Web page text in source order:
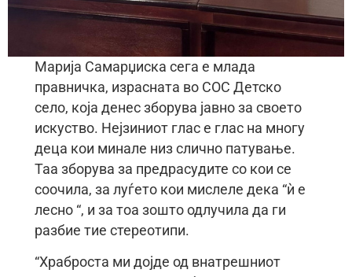
Марија Самарџиска сега е млада
правничка, израсната во СОС Детско
село, која денес зборува јавно за своето
искуство. Нејзиниот глас е глас на многу
деца кои минале низ слично патување.
Таа зборува за предрасудите со кои се
соочила, за луѓето кои мислеле дека “ѝ е
лесно “, и за тоа зошто одлучила да ги
разбие тие стереотипи.
“Храброста ми дојде од внатрешниот